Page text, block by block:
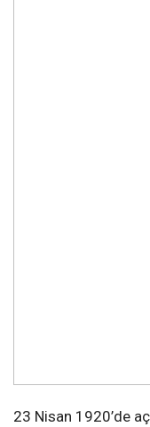
23 Nisan 1920’de